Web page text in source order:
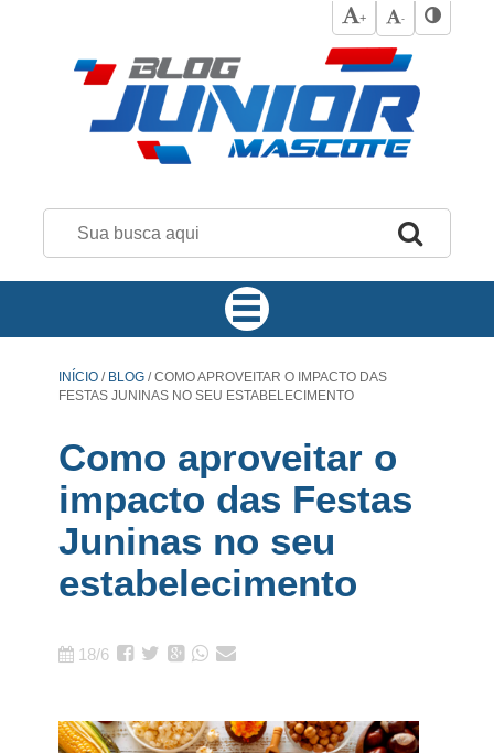
+ -
INÍCIO / BLOG /COMO APROVEITAR O IMPACTO DAS
FESTAS JUNINAS NO SEU ESTABELECIMENTO
Como aproveitar o
impacto das Festas
Juninas no seu
estabelecimento
18/6